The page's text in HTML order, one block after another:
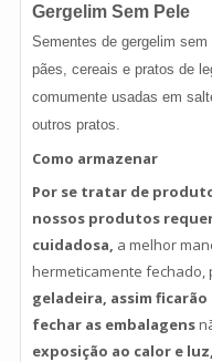
Gergelim Sem Pele
Sementes de gergelim
pães, cereais e pratos de
comumente usadas em
outros pratos.
Como armazenar
Por se tratar de
nossos produtos
cuidadosa, a melhor
hermeticamente fechado,
geladeira, assim
fechar as embalagens
exposição ao calor e